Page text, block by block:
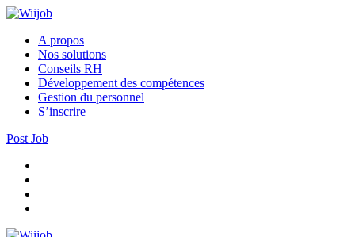
A propos
Nos solutions
Conseils RH
Développement des compétences
Gestion du personnel
S’inscrire
Post Job